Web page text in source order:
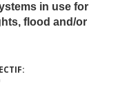
in use for
flood and/or